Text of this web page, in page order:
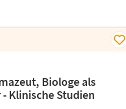
Biologe als
Klinische Studien